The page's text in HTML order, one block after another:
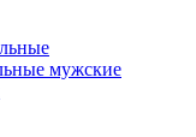
мужские